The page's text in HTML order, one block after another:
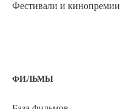
Фестивали и кинопремии
ФИЛЬМЫ